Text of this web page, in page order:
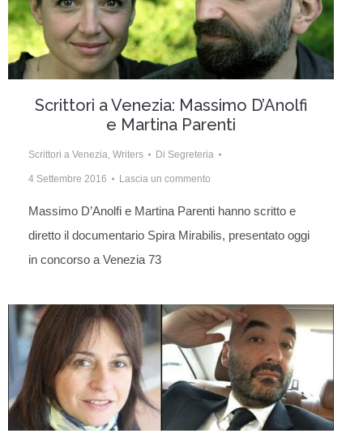
Scrittori a Venezia: Massimo D’Anolfi
e Martina Parenti
Scrittori a Venezia Writers Di Segreteria
4 Settembre 2016 Lascia un commento
Massimo D’Anolfi e Martina Parenti hanno scritto e
diretto il documentario Spira Mirabilis, presentato oggi
in concorso a Venezia 73